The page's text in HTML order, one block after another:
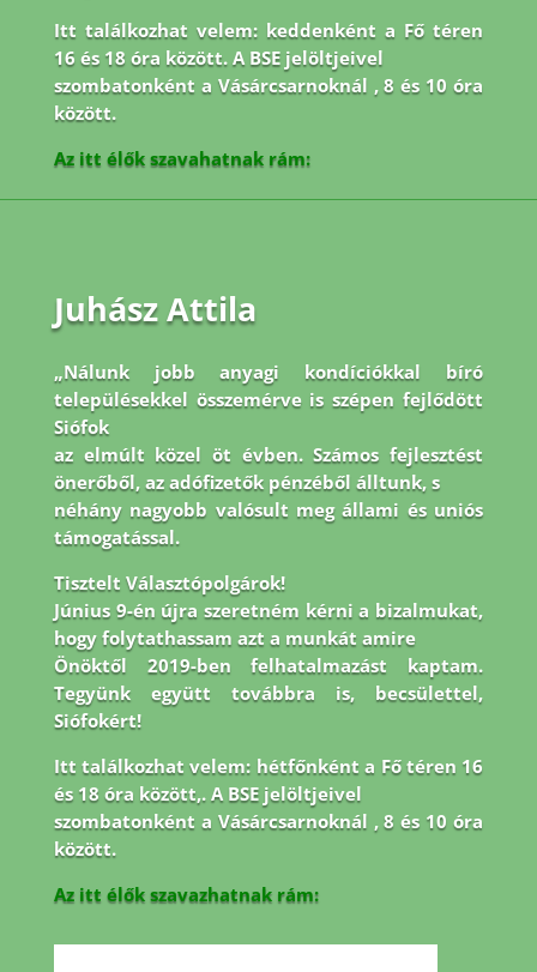
Itt találkozhat velem: keddenként a Fő téren
16 és 18 óra között. A BSE jelöltjeivel
szombatonként a Vásárcsarnoknál , 8 és 10 óra
között.
Az itt élők szavahatnak rám:
Juhász Attila
„Nálunk jobb anyagi kondíciókkal bíró
településekkel összemérve is szépen fejlődött
Siófok
az elmúlt közel öt évben. Számos fejlesztést
önerőből, az adófizetők pénzéből álltunk, s
néhány nagyobb valósult meg állami és uniós
támogatással.
Tisztelt Választópolgárok!
Június 9-én újra szeretném kérni a bizalmukat,
hogy folytathassam azt a munkát amire
Önöktől 2019-ben felhatalmazást kaptam.
Tegyünk együtt továbbra is, becsülettel,
Siófokért!
Itt találkozhat velem: hétfőnként a Fő téren 16
és 18 óra között,. A BSE jelöltjeivel
szombatonként a Vásárcsarnoknál , 8 és 10 óra
között.
Az itt élők szavazhatnak rám: